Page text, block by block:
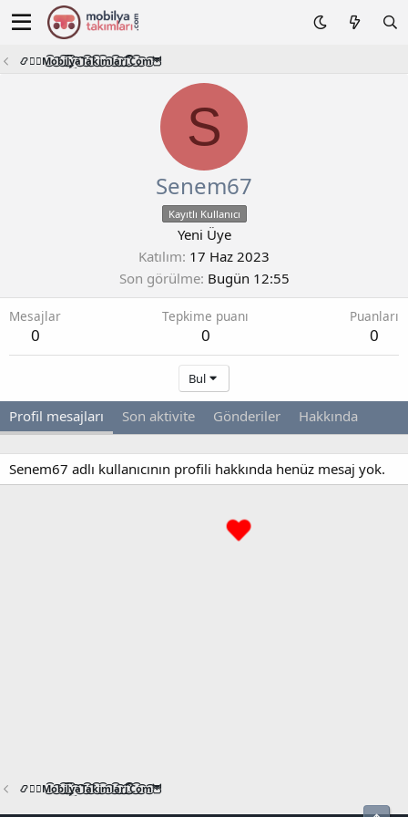
📿🧙‍♂️M͜͡o͜͡b͜͡i͜͡l͜͡y͜͡a͜͡T͜͡a͜͡k͜͡i͜͡m͜͡l͜͡a͜͡r͜͡i͜͡.͜͡C͜͡o͜͡m͜͡🦉
S
Senem67
Kayıtlı Kullanıcı
Yeni Üye
Katılım 17 Haz 2023
Son görülme Bugün 12:55
Mesajlar
0
Tepkime puanı
0
Puanları
0
Bul
Profil mesajları Son aktivite Gönderiler Hakkında
Senem67 adlı kullanıcının profili hakkında henüz mesaj yok.
📿🧙‍♂️M͜͡o͜͡b͜͡i͜͡l͜͡y͜͡a͜͡T͜͡a͜͡k͜͡i͜͡m͜͡l͜͡a͜͡r͜͡i͜͡.͜͡C͜͡o͜͡m͜͡🦉